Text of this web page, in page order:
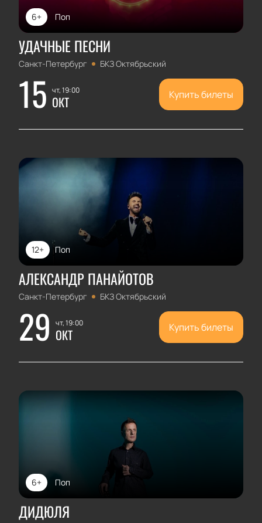
Поп
6+
УДАЧНЫЕ ПЕСНИ
Санкт-Петербург БКЗ Октябрьский
15 чт, 19:00
ОКТ Купить билеты
Поп
12+
АЛЕКСАНДР ПАНАЙОТОВ
Санкт-Петербург БКЗ Октябрьский
29 чт, 19:00
ОКТ Купить билеты
Поп
6+
ДИДЮЛЯ